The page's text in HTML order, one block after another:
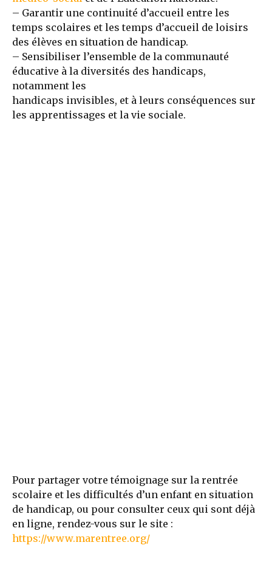
– Garantir une continuité d’accueil entre les
temps scolaires et les temps d’accueil de loisirs
des élèves en situation de handicap.
– Sensibiliser l’ensemble de la communauté
éducative à la diversités des handicaps,
notamment les
handicaps invisibles, et à leurs conséquences sur
les apprentissages et la vie sociale.
Pour partager votre témoignage sur la rentrée
scolaire et les difficultés d’un enfant en situation
de handicap, ou pour consulter ceux qui sont déjà
en ligne, rendez-vous sur le site :
https://www.marentree.org/